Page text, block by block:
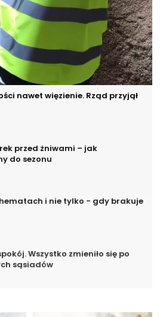
nawet więzienie. Rząd przyjął
przed żniwami – jak
do sezonu
i nie tylko - gdy brakuje
Wszystko zmieniło się po
sąsiadów